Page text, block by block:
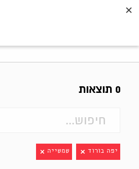
0 תוצאות
יפה בורוד שמשייה